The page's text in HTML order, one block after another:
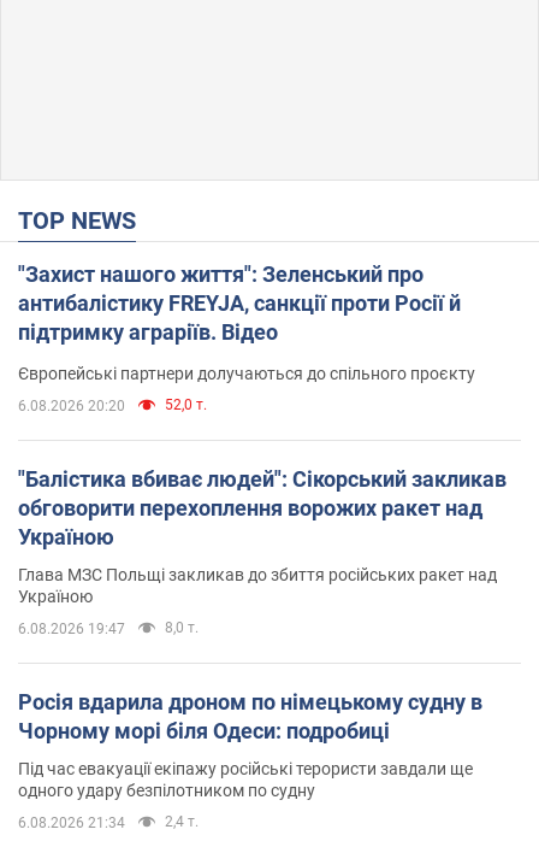
TOP NEWS
"Захист нашого життя": Зеленський про
антибалістику FREYJA, санкції проти Росії й
підтримку аграріїв. Відео
Європейські партнери долучаються до спільного проєкту
6.08.2026 20:20 52,0 т.
"Балістика вбиває людей": Сікорський закликав
обговорити перехоплення ворожих ракет над
Україною
Глава МЗС Польщі закликав до збиття російських ракет над
Україною
6.08.2026 19:47 8,0 т.
Росія вдарила дроном по німецькому судну в
Чорному морі біля Одеси: подробиці
Під час евакуації екіпажу російські терористи завдали ще
одного удару безпілотником по судну
6.08.2026 21:34 2,4 т.